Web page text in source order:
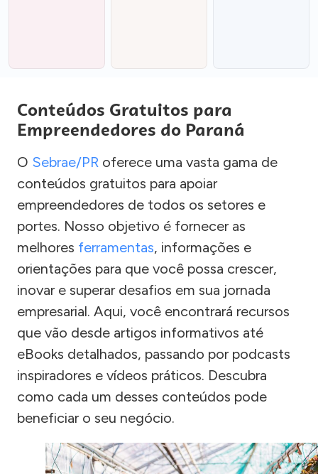
Conteúdos Gratuitos para
Empreendedores do Paraná
O Sebrae/PR oferece uma vasta gama de
conteúdos gratuitos para apoiar
empreendedores de todos os setores e
portes. Nosso objetivo é fornecer as
melhores ferramentas, informações e
orientações para que você possa crescer,
inovar e superar desafios em sua jornada
empresarial. Aqui, você encontrará recursos
que vão desde artigos informativos até
eBooks detalhados, passando por podcasts
inspiradores e vídeos práticos. Descubra
como cada um desses conteúdos pode
beneficiar o seu negócio.